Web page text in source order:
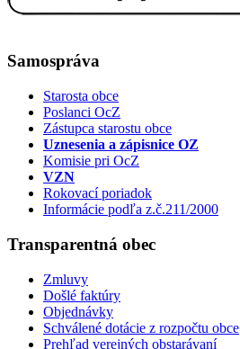
Samospráva
Starosta obce
Poslanci OcZ
Zástupca starostu obce
Uznesenia a zápisnice OZ
Komisie pri OcZ
VZN
Rokovací poriadok
Informácie podľa z.č.211/2000
Transparentná obec
Zmluvy
Došlé faktúry
Objednávky
Schválené dotácie z rozpočtu obce
Prehľad verejných obstarávaní